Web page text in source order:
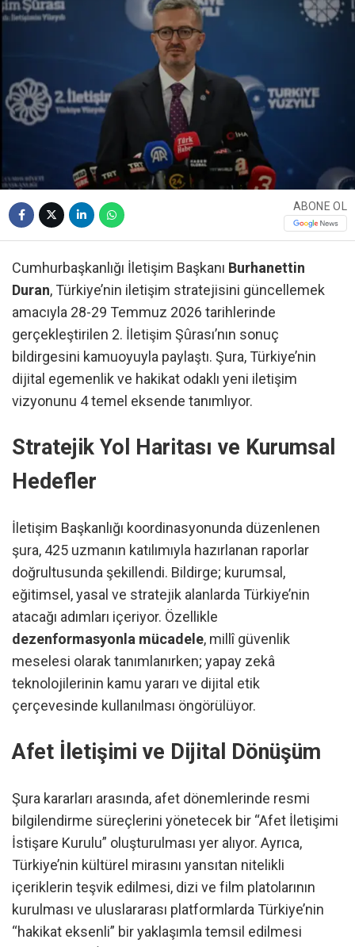
ABONE OL
Cumhurbaşkanlığı İletişim Başkanı Burhanettin
Duran, Türkiye’nin iletişim stratejisini güncellemek
amacıyla 28-29 Temmuz 2026 tarihlerinde
gerçekleştirilen 2. İletişim Şûrası’nın sonuç
bildirgesini kamuoyuyla paylaştı. Şura, Türkiye’nin
dijital egemenlik ve hakikat odaklı yeni iletişim
vizyonunu 4 temel eksende tanımlıyor.
Stratejik Yol Haritası ve Kurumsal
Hedefler
İletişim Başkanlığı koordinasyonunda düzenlenen
şura, 425 uzmanın katılımıyla hazırlanan raporlar
doğrultusunda şekillendi. Bildirge; kurumsal,
eğitimsel, yasal ve stratejik alanlarda Türkiye’nin
atacağı adımları içeriyor. Özellikle
dezenformasyonla mücadele, millî güvenlik
meselesi olarak tanımlanırken; yapay zekâ
teknolojilerinin kamu yararı ve dijital etik
çerçevesinde kullanılması öngörülüyor.
Afet İletişimi ve Dijital Dönüşüm
Şura kararları arasında, afet dönemlerinde resmi
bilgilendirme süreçlerini yönetecek bir “Afet İletişimi
İstişare Kurulu” oluşturulması yer alıyor. Ayrıca,
Türkiye’nin kültürel mirasını yansıtan nitelikli
içeriklerin teşvik edilmesi, dizi ve film platolarının
kurulması ve uluslararası platformlarda Türkiye’nin
“hakikat eksenli” bir yaklaşımla temsil edilmesi